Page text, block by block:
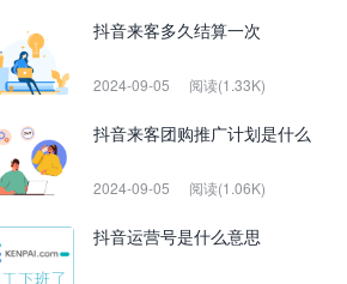
抖音来客多久结算一次
2024-09-05 阅读(1.33K)
抖音来客团购推广计划是什么
2024-09-05 阅读(1.06K)
抖音运营号是什么意思